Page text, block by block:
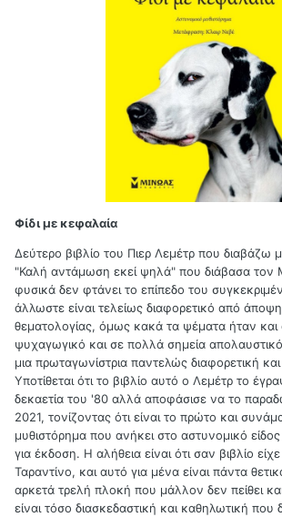
Φίδι με κεφαλαία
Δεύτερο βιβλίο του Πιερ Λεμέτρ που διαβάζω
"Καλή αντάμωση εκεί ψηλά" που διάβασα τον
φυσικά δεν φτάνει το επίπεδο του
άλλωστε είναι τελείως διαφορετικό από
θεματολογίας, όμως κακά τα ψέματα ήταν
ψυχαγωγικό και σε πολλά σημεία
μια πρωταγωνίστρια παντελώς διαφορετική
Υποτίθεται ότι το βιβλίο αυτό ο Λεμέτρ το
δεκαετία του '80 αλλά αποφάσισε να το
2021, τονίζοντας ότι είναι το πρώτο και
μυθιστόρημα που ανήκει στο αστυνομικό είδος
για έκδοση. Η αλήθεια είναι ότι σαν βιβλίο
Ταραντίνο, και αυτό για μένα είναι πάντα
αρκετά τρελή πλοκή που μάλλον δεν πείθει
είναι τόσο διασκεδαστική και καθηλωτική που